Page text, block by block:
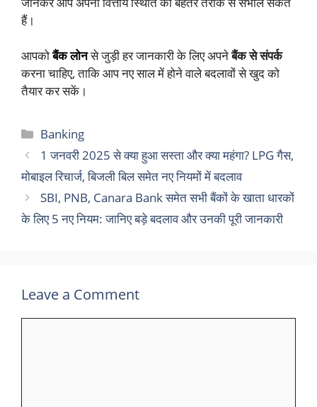
हैं।
आपकोबैंक लोनसे जुड़ी हर जानकारी के लिए अपनेबैंक से संपर्क
करना चाहिए, ताकि आप नए साल में होने वाले बदलावों से खुद को
तैयार कर सकें।
Categories
Banking
1 जनवरी 2025 से क्या हुआ सस्ता और क्या महंगा? LPG गैस,
मोबाइल रिचार्ज, बिजली बिल समेत नए नियमों में बदलाव
SBI, PNB, Canara Bank समेत सभी बैंकों के खाता धारकों
के लिए 5 नए नियम: जानिए बड़े बदलाव और उनकी पूरी जानकारी
Leave a Comment